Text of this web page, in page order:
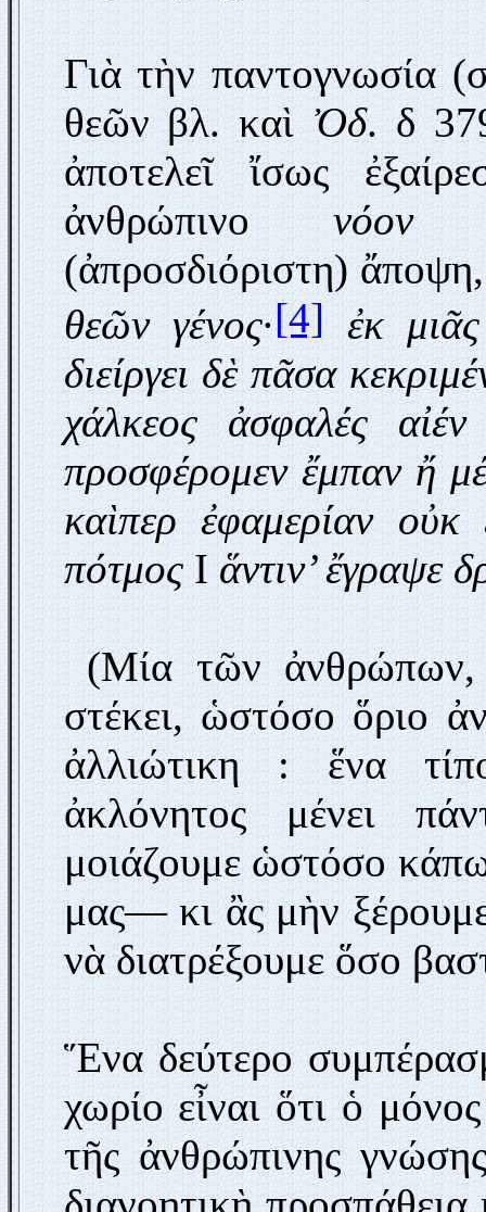
Γιὰ τὴν παντογνωσία
θεῶν βλ. καὶ Ὀδ. δ
ἀποτελεῖ ἴσως
ἀνθρώπινο νόον
(ἀπροσδιόριστη)
θεῶν γένος·[4] ἐκ
διείργει δὲ πᾶσα
χάλκεος ἀσφαλές αἰέν
προσφέρομεν ἔμπαν ἤ
καὶπερ ἐφαμερίαν οὐκ
πότμοςIἅντιν’ ἔγραψε
(Μία τῶν ἀνθρώπων,
στέκει, ὡστόσο ὅριο
ἀλλιώτικη : ἕνα
ἀκλόνητος μένει
μοιάζουμε ὡστόσο
μας— κι ἂς μὴν
νὰ διατρέξουμε ὅσο
Ἕνα δεύτερο
χωρίο εἶναι ὅτι ὁ
τῆς ἀνθρώπινης